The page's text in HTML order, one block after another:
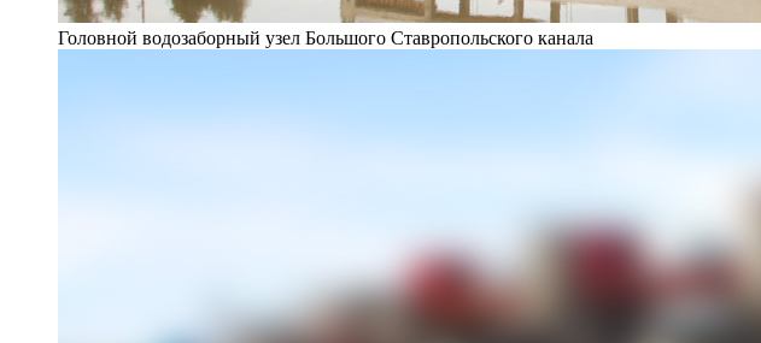
Головной водозаборный узел Большого Ставропольского канала